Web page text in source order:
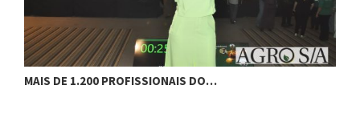
MAIS DE 1.200 PROFISSIONAIS DO…